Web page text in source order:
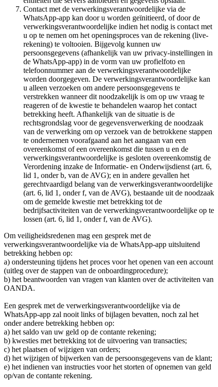
Contact met de verwerkingsverantwoordelijke via de
WhatsApp-app kan door u worden geïnitieerd, of door de
verwerkingsverantwoordelijke indien het nodig is contact met
u op te nemen om het openingsproces van de rekening (live-
rekening) te voltooien. Bijgevolg kunnen uw
persoonsgegevens (afhankelijk van uw privacy-instellingen in
de WhatsApp-app) in de vorm van uw profielfoto en
telefoonnummer aan de verwerkingsverantwoordelijke
worden doorgegeven. De verwerkingsverantwoordelijke kan
u alleen verzoeken om andere persoonsgegevens te
verstrekken wanneer dit noodzakelijk is om op uw vraag te
reageren of de kwestie te behandelen waarop het contact
betrekking heeft. Afhankelijk van de situatie is de
rechtsgrondslag voor de gegevensverwerking de noodzaak
van de verwerking om op verzoek van de betrokkene stappen
te ondernemen voorafgaand aan het aangaan van een
overeenkomst of een overeenkomst die tussen u en de
verwerkingsverantwoordelijke is gesloten overeenkomstig de
Verordening inzake de Informatie- en Onderwijsdienst (art. 6,
lid 1, onder b, van de AVG); en in andere gevallen het
gerechtvaardigd belang van de verwerkingsverantwoordelijke
(art. 6, lid 1, onder f, van de AVG), bestaande uit de noodzaak
om de gemelde kwestie met betrekking tot de
bedrijfsactiviteiten van de verwerkingsverantwoordelijke op te
lossen (art. 6, lid 1, onder f, van de AVG).
Om veiligheidsredenen mag een gesprek met de
verwerkingsverantwoordelijke via de WhatsApp-app uitsluitend
betrekking hebben op:
a) ondersteuning tijdens het proces voor het openen van een account
(uitleg over de stappen van de onboardingprocedure);
b) het beantwoorden van vragen van klanten over de activiteiten van
OANDA.
Een gesprek met de verwerkingsverantwoordelijke via de
WhatsApp-app zal nooit links of bijlagen bevatten, noch zal het
onder andere betrekking hebben op:
a) het saldo van uw geld op de contante rekening;
b) kwesties met betrekking tot de uitvoering van transacties;
c) het plaatsen of wijzigen van orders;
d) het wijzigen of bijwerken van de persoonsgegevens van de klant;
e) het indienen van instructies voor het storten of opnemen van geld
op/van de contante rekening.